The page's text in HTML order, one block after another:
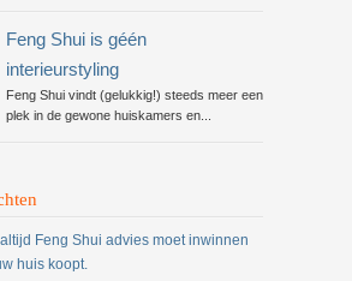
Feng Shui is géén
interieurstyling
Feng Shui vindt (gelukkig!) steeds meer een
plek in de gewone huiskamers en...
Feng Shui advies moet inwinnen
huis koopt.